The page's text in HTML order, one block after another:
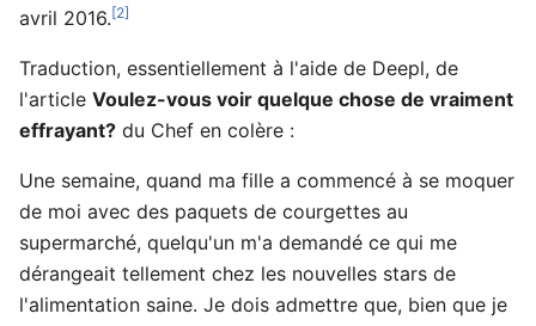
avril 2016.[2]
Traduction, essentiellement à l'aide de Deepl, de
l'article Voulez-vous voir quelque chose de vraiment
effrayant? du Chef en colère :
Une semaine, quand ma fille a commencé à se moquer
de moi avec des paquets de courgettes au
supermarché, quelqu'un m'a demandé ce qui me
dérangeait tellement chez les nouvelles stars de
l'alimentation saine. Je dois admettre que, bien que je